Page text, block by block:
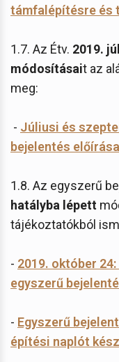
támfalépítésre és
1.7. Az Étv. 2019.
módosításait az
meg:
- Júliusi és
bejelentés
1.8. Az egyszerű
hatályba lépett
tájékoztatókból
- 2019. október
egyszerű
- Egyszerű
építési naplót